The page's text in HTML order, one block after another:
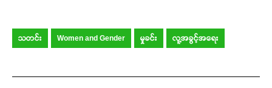
သတင်း Women and Gender မှုခင်း လူ့အခွင့်အရေး